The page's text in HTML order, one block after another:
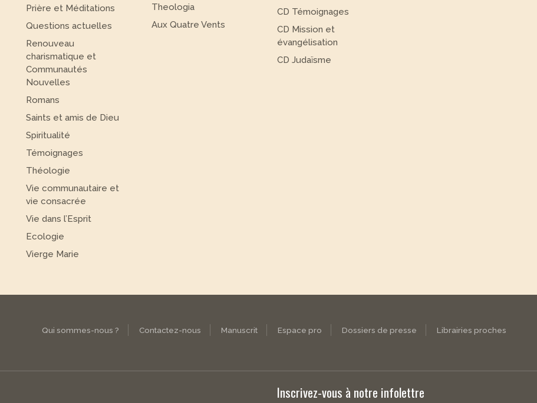
Prière et Méditations
Questions actuelles
Renouveau
charismatique et
Communautés
Nouvelles
Romans
Saints et amis de Dieu
Spiritualité
Témoignages
Théologie
Vie communautaire et
vie consacrée
Vie dans l’Esprit
Ecologie
Vierge Marie
Theologia
Aux Quatre Vents
CD Témoignages
CD Mission et
évangélisation
CD Judaïsme
Qui sommes-nous ? Contactez-nous Manuscrit Espace pro Dossiers de presse Librairies proches
Inscrivez-vous à notre infolettre